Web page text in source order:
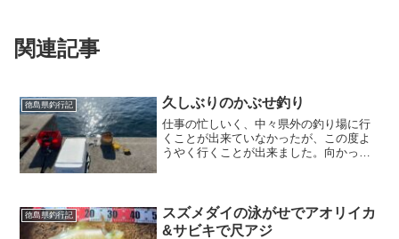
関連記事
徳島県釣行記 久しぶりのかぶせ釣り
仕事の忙しいく、中々県外の釣り場に行
くことが出来ていなかったが、この度よ
うやく行くことが出来ました。向かった
徳島県釣行記
スズメダイの泳がせでアオリイカ
&サビキで尺アジ